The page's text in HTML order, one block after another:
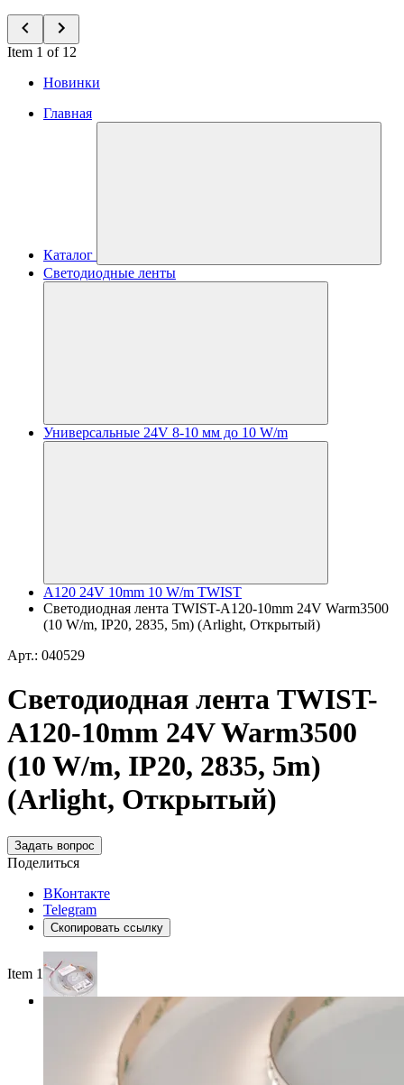
Item 1 of 12
Новинки
Главная
Каталог
Светодиодные ленты
Универсальные 24V 8-10 мм до 10 W/m
A120 24V 10mm 10 W/m TWIST
Светодиодная лента TWIST-A120-10mm 24V Warm3500
(10 W/m, IP20, 2835, 5m) (Arlight, Открытый)
Арт.: 040529
Светодиодная лента TWIST-
A120-10mm 24V Warm3500
(10 W/m, IP20, 2835, 5m)
(Arlight, Открытый)
Задать вопрос
Поделиться
ВКонтакте
Telegram
Скопировать ссылку
Item 1 of 3